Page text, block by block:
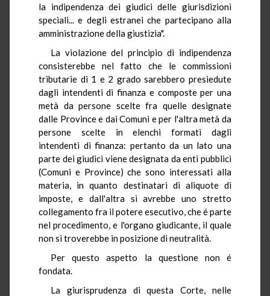
la indipendenza dei giudici delle giurisdizioni
speciali... e degli estranei che partecipano alla
amministrazione della giustizia".
La violazione del principio di indipendenza
consisterebbe nel fatto che le commissioni
tributarie di 1 e 2 grado sarebbero presiedute
dagli intendenti di finanza e composte per una
metà da persone scelte fra quelle designate
dalle Province e dai Comuni e per l'altra metà da
persone scelte in elenchi formati dagli
intendenti di finanza: pertanto da un lato una
parte dei giudici viene designata da enti pubblici
(Comuni e Province) che sono interessati alla
materia, in quanto destinatari di aliquote di
imposte, e dall'altra si avrebbe uno stretto
collegamento fra il potere esecutivo, che é parte
nel procedimento, e l'organo giudicante, il quale
non si troverebbe in posizione di neutralità.
Per questo aspetto la questione non é
fondata.
La giurisprudenza di questa Corte, nelle